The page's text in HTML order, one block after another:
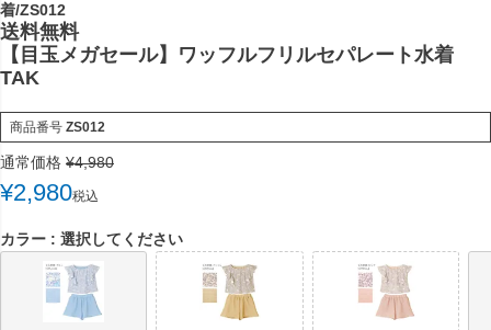
着/ZS012
送料無料
【目玉メガセール】ワッフルフリルセパレート水着
TAK
商品番号 ZS012
通常価格 ¥4,980
¥2,980税込
カラー 選択してください